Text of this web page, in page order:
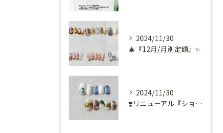
2024/11/30
🎄『12月/月別定額』✨
2024/11/30
❣️リニューアル『ショートネイル定額』❣️